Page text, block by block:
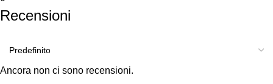
Recensioni
Ancora non ci sono recensioni.